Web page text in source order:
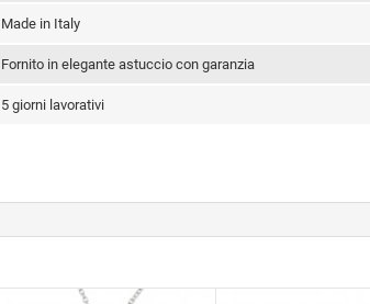
Made in Italy
Fornito in elegante astuccio con garanzia
5 giorni lavorativi